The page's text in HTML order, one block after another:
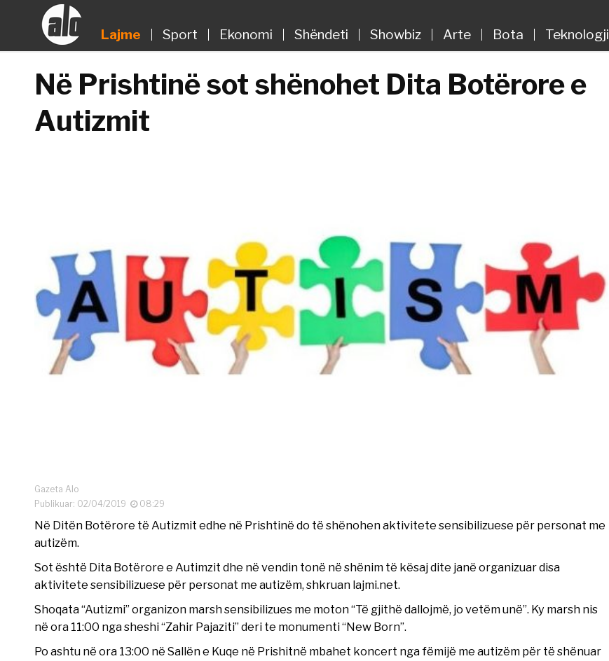
Lajme Sport Ekonomi Shëndeti Showbiz Arte Bota Teknologji
Në Prishtinë sot shënohet Dita Botërore e
Autizmit
Gazeta Alo
Publikuar: 02/04/2019
08:29
Në Ditën Botërore të Autizmit edhe në Prishtinë do të shënohen aktivitete sensibilizuese për personat me
autizëm.
Sot është Dita Botërore e Autimzit dhe në vendin tonë në shënim të kësaj dite janë organizuar disa
aktivitete sensibilizuese për personat me autizëm, shkruan lajmi.net.
Shoqata “Autizmi” organizon marsh sensibilizues me moton “Të gjithë dallojmë, jo vetëm unë”. Ky marsh nis
në ora 11:00 nga sheshi “Zahir Pajaziti” deri te monumenti “New Born”.
Po ashtu në ora 13:00 në Sallën e Kuqe në Prishitnë mbahet koncert nga fëmijë me autizëm për të shënuar